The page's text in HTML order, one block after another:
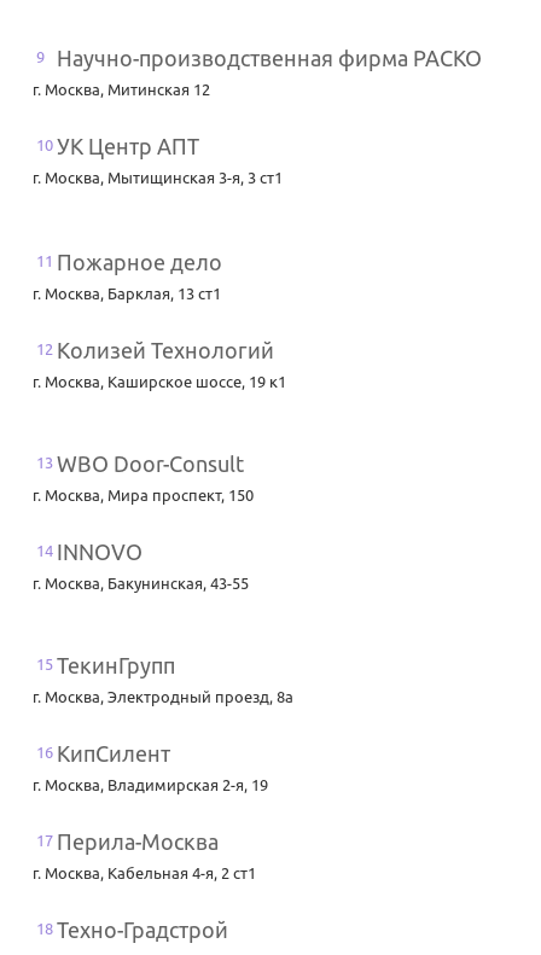
9 Научно-производственная фирма РАСКО
г. Москва, Митинская 12
10 УК Центр АПТ
г. Москва, Мытищинская 3-я, 3 ст1
11 Пожарное дело
г. Москва, Барклая, 13 ст1
12 Колизей Технологий
г. Москва, Каширское шоссе, 19 к1
13 WBO Door-Consult
г. Москва, Мира проспект, 150
14 INNOVO
г. Москва, Бакунинская, 43-55
15 ТекинГрупп
г. Москва, Электродный проезд, 8а
16 КипСилент
г. Москва, Владимирская 2-я, 19
17 Перила-Москва
г. Москва, Кабельная 4-я, 2 ст1
18 Техно-Градстрой